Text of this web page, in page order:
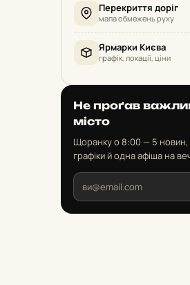
Перекриття доріг
мапа обмежень руху
Ярмарки Києва
графік, локації, ціни
Не проґав
місто
Щоранку о 8:00 — 5 новин,
графіки й одна афіша на